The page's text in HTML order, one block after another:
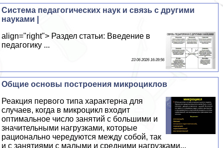
Система педагогических наук и связь с другими
науками |
align="right"> Раздел статьи: Введение в
педагогику ...
23 06 2026 16:39:56
Общие основы построения микроциклов
Реакция первого типа хаpaктерна для
случаев, когда в микроцикл входит
оптимальное число занятий с большими и
значительными нагрузками, которые
рационально чередуются между собой, так
и с занятиями с малыми и средними нагрузками...